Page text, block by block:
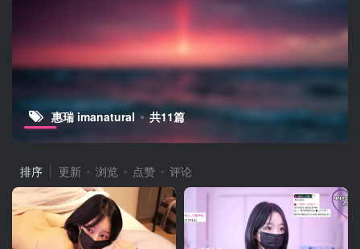
惠瑞 imanatural 共11篇
排序 更新 浏览 点赞 评论